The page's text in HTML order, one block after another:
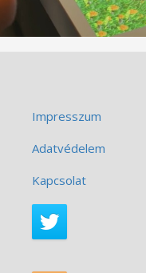
Impresszum
Adatvédelem
Kapcsolat